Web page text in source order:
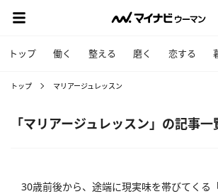
トップ 働く 整える 磨く 恋する
トップ マリアージュレッスン
「マリアージュレッスン」の記事一
30歳前後から、途端に現実味を帯びてくる